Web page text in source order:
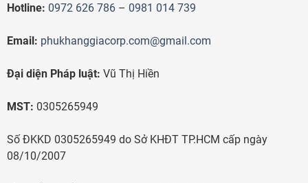
Hotline: 0972 626 786 – 0981 014 739
Email: phukhanggiacorp.com@gmail.com
Đại diện Pháp luật: Vũ Thị Hiền
MST: 0305265949
Số ĐKKD 0305265949 do Sở KHĐT TP.HCM cấp ngày
08/10/2007